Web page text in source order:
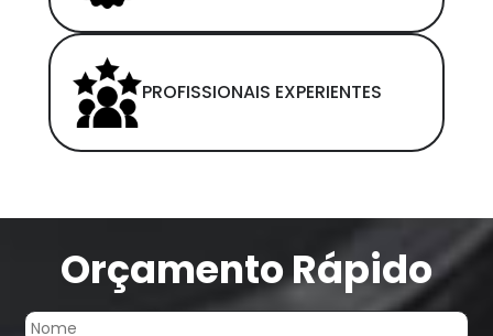
PROFISSIONAIS EXPERIENTES
Orçamento Rápido